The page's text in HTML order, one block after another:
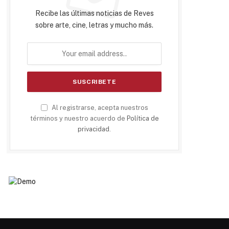
Recibe las últimas noticias de Reves
sobre arte, cine, letras y mucho más.
Al registrarse, acepta nuestros
términos y nuestro acuerdo de Política de
privacidad